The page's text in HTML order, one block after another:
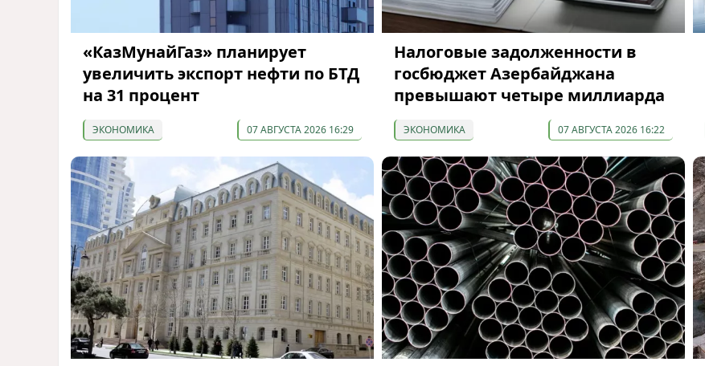
«КазМунайГаз» планирует
увеличить экспорт нефти по БТД
на 31 процент
ЭКОНОМИКА 07 АВГУСТА 2026 16:29
Налоговые задолженности в
госбюджет Азербайджана
превышают четыре миллиарда
ЭКОНОМИКА 07 АВГУСТА 2026 16:22